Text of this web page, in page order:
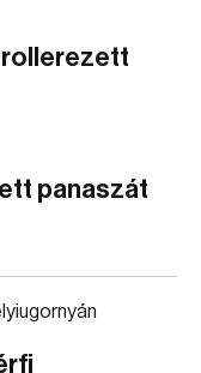
rollerezett
panaszát